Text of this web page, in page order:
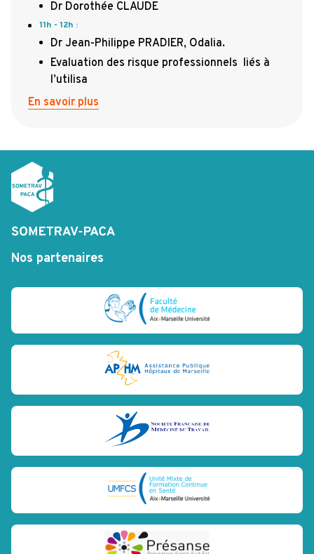
Dr Dorothée CLAUDE
11h - 12h :
Dr Jean-Philippe PRADIER, Odalia.
Evaluation des risque professionnels liés à
l’utilisa
En savoir plus
Nos partenaires